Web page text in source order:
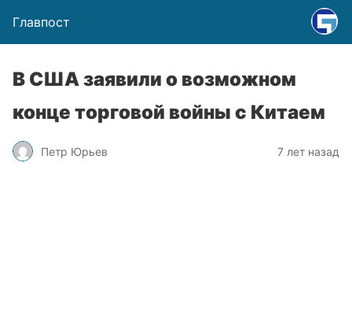
Главпост
В США заявили о возможном
конце торговой войны с Китаем
Петр Юрьев 7 лет назад